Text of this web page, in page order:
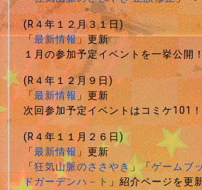
(R４年１２月３１日)
「最新情報」更新
１月の参加予定イベントを一挙公開！
(R４年１２月９日)
「最新情報」更新
次回参加予定イベントはコミケ101！
(R４年１１月２６日)
「最新情報」更新
「狂気山脈のささやき」「ゲームブ
ドガーデンハ－ト 」紹介ページを更